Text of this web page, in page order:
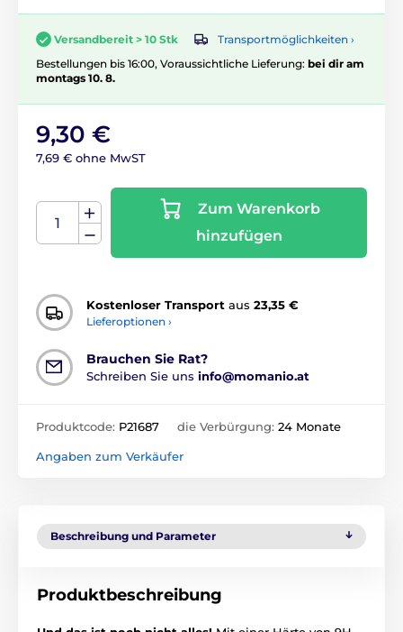
Versandbereit > 10 Stk
Transportmöglichkeiten ›
Bestellungen bis 16:00, Voraussichtliche Lieferung: bei dir am
montags 10. 8.
9,30 €
7,69 € ohne MwST
Zum Warenkorb
hinzufügen
Kostenloser Transport aus 23,35 €
Lieferoptionen ›
Brauchen Sie Rat?
Schreiben Sie uns info@momanio.at
Produktcode: P21687 die Verbürgung: 24 Monate
Angaben zum Verkäufer
Beschreibung und Parameter
Produktbeschreibung